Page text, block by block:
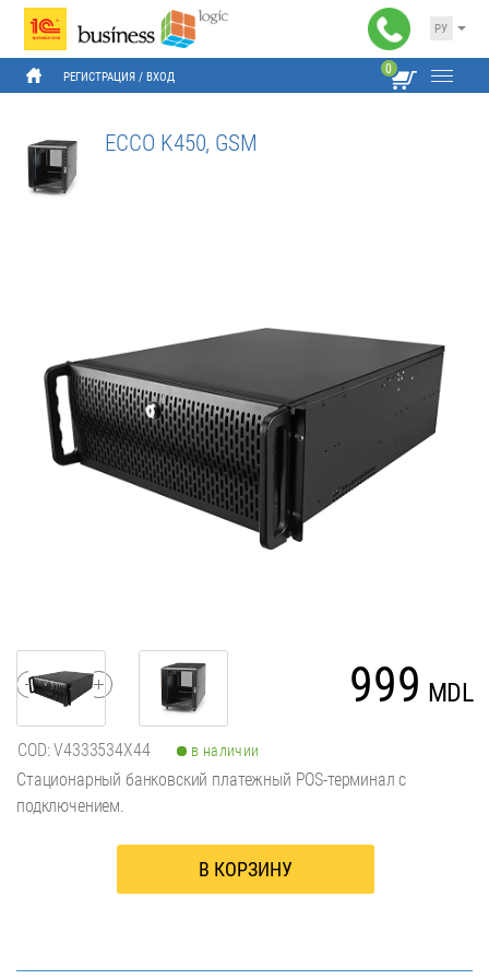
РУ
РЕГИСТРАЦИЯ / ВХОД
0
ECCO K450, GSM
1 999 MDL
в наличии
COD: V4333534X44
Стационарный банковский платежный POS-терминал c
подключением.